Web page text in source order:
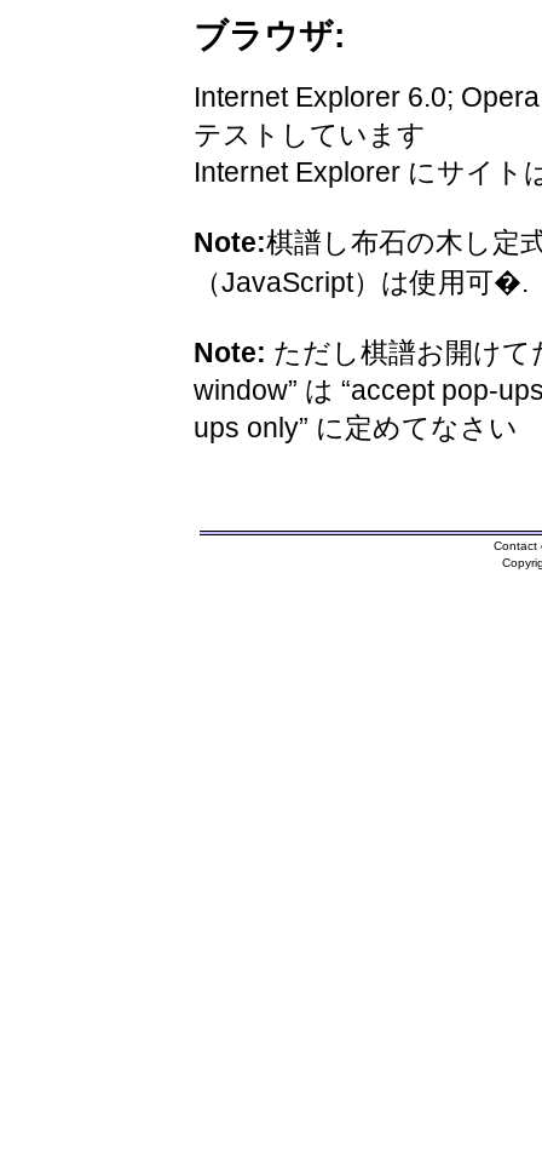
ブラウザ:
Internet Explorer 6.0;
テストしています
Internet Explorer にサイト
Note:棋譜し布石の木し定
（JavaScript）は使用可�.
Note: ただし棋譜お開けて
window” は “accept pop-
ups only” に定めてなさい
Contact